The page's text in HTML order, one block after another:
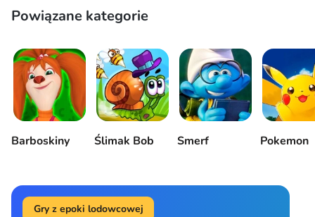
Powiązane kategorie
Barboskiny Ślimak Bob Smerf Pokemon
Gry z epoki lodowcowej